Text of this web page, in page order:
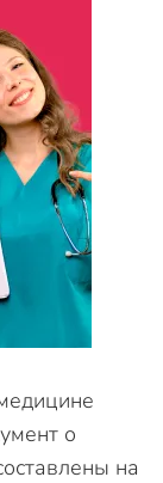
о
на